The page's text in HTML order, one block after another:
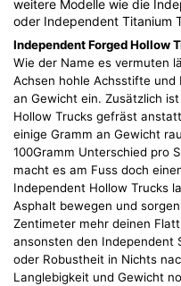
weitere Modelle wie die
oder Independent Titanium
Independent Forged Hollow
Wie der Name es vermuten
Achsen hohle Achsstifte und
an Gewicht ein. Zusätzlich
Hollow Trucks gefräst
einige Gramm an Gewicht
100Gramm Unterschied pro
macht es am Fuss doch
Independent Hollow Trucks
Asphalt bewegen und
Zentimeter mehr deinen
ansonsten den Independent
oder Robustheit in Nichts
Langlebigkeit und Gewicht